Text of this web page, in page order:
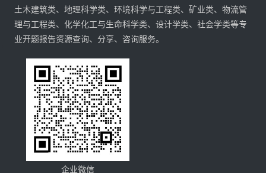
土木建筑类、地理科学类、环境科学与工程类、矿业类、物流管
理与工程类、化学化工与生命科学类、设计学类、社会学类等专
业开题报告资源查询、分享、咨询服务。
企业微信